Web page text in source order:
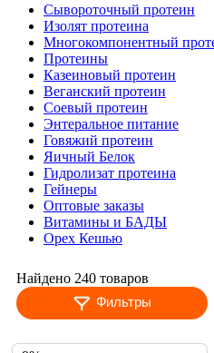
Сывороточный протеин
Изолят протеина
Многокомпонентный
Протеины
Казеиновый протеин
Веганский протеин
Соевый протеин
Энтеральное питание
Говяжий протеин
Яичный Белок
Гидролизат протеина
Гейнеры
Оптовые заказы
Витамины и БАДЫ
Орех Кешью
Найдено 240 товаров
Фильтры